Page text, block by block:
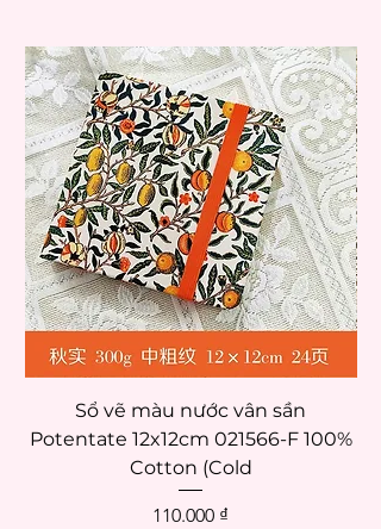
Sổ vẽ màu nước vân sần
Potentate 12x12cm 021566-F 100%
Cotton (Cold
Giá
110.000 ₫